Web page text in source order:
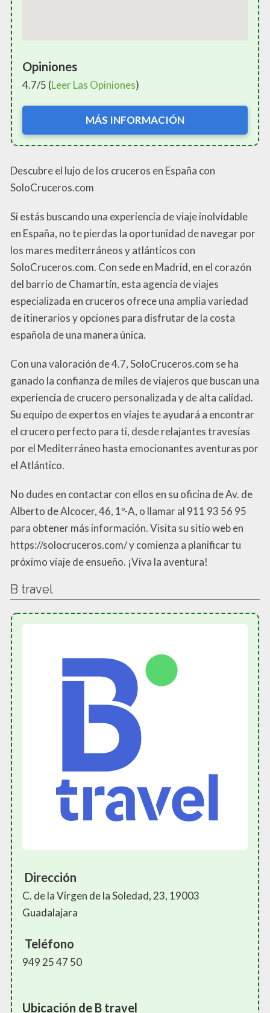
Opiniones
4.7/5 (Leer Las Opiniones)
MÁS INFORMACIÓN
Descubre el lujo de los cruceros en España con
SoloCruceros.com
Si estás buscando una experiencia de viaje inolvidable
en España, no te pierdas la oportunidad de navegar por
los mares mediterráneos y atlánticos con
SoloCruceros.com. Con sede en Madrid, en el corazón
del barrio de Chamartín, esta agencia de viajes
especializada en cruceros ofrece una amplia variedad
de itinerarios y opciones para disfrutar de la costa
española de una manera única.
Con una valoración de 4.7, SoloCruceros.com se ha
ganado la confianza de miles de viajeros que buscan una
experiencia de crucero personalizada y de alta calidad.
Su equipo de expertos en viajes te ayudará a encontrar
el crucero perfecto para ti, desde relajantes travesías
por el Mediterráneo hasta emocionantes aventuras por
el Atlántico.
No dudes en contactar con ellos en su oficina de Av. de
Alberto de Alcocer, 46, 1º-A, o llamar al 911 93 56 95
para obtener más información. Visita su sitio web en
https://solocruceros.com/ y comienza a planificar tu
próximo viaje de ensueño. ¡Viva la aventura!
B travel
Dirección
C. de la Virgen de la Soledad, 23, 19003
Guadalajara
Teléfono
949 25 47 50
Ubicación de B travel